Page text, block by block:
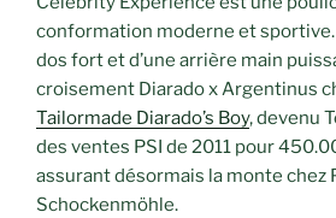
conformation moderne et sportive.
dos fort et d’une arrière main
croisement Diarado x Argentinus
Tailormade Diarado’s Boy, devenu
des ventes PSI de 2011 pour
assurant désormais la monte chez
Schockenmöhle.